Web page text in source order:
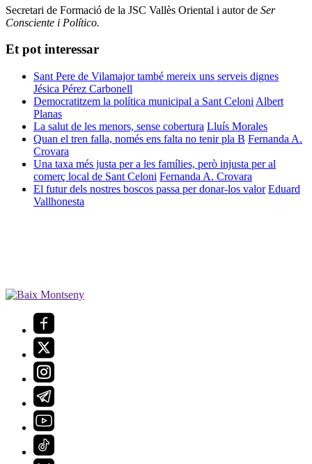
Secretari de Formació de la JSC Vallès Oriental i autor de Ser
Consciente i Político.
Et pot interessar
Sant Pere de Vilamajor també mereix uns serveis dignes
Jésica Pérez Carbonell
Democratitzem la política municipal a Sant Celoni Albert
Planas
La salut de les menors, sense cobertura Lluís Morales
Quan el tren falla, només ens falta no tenir pla B Fernanda A.
Crovara
Una taxa més justa per a les famílies, però injusta per al
comerç local de Sant Celoni Fernanda A. Crovara
El futur dels nostres boscos passa per donar-los valor Eduard
Vallhonesta